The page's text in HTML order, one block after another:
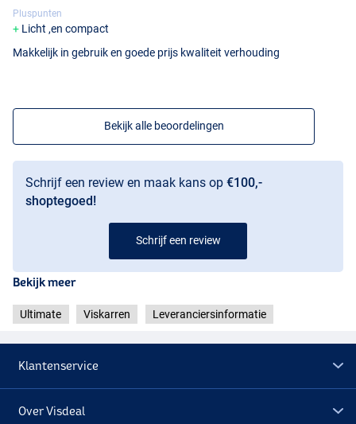
Pluspunten
Licht ,en compact
Makkelijk in gebruik en goede prijs kwaliteit verhouding
Bekijk alle beoordelingen
Schrijf een review en maak kans op €100,-
shoptegoed!
Schrijf een review
Bekijk meer
Ultimate Viskarren Leveranciersinformatie
Klantenservice
Over Visdeal